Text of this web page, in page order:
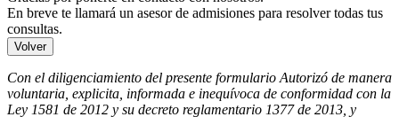
En breve te llamará un asesor de admisiones para resolver todas tus
consultas.
Volver
Con el diligenciamiento del presente formulario Autorizó de manera
voluntaria, explicita, informada e inequívoca de conformidad con la
Ley 1581 de 2012 y su decreto reglamentario 1377 de 2013, y